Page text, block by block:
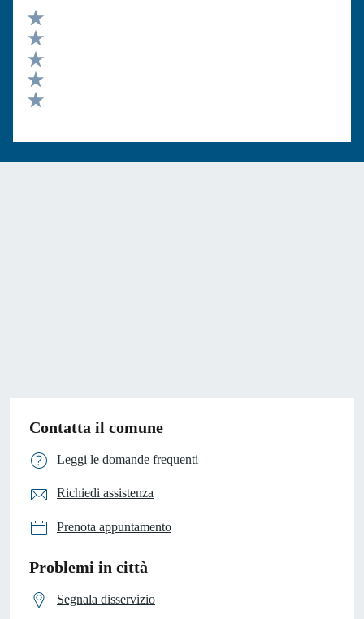
Valuta 5 stelle su 5
Valuta 4 stelle su 5
Valuta 3 stelle su 5
Valuta 2 stelle su 5
Contatta il comune
Leggi le domande frequenti
Richiedi assistenza
Prenota appuntamento
Problemi in città
Segnala disservizio